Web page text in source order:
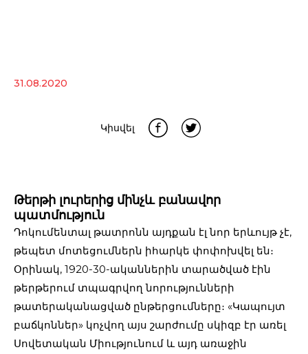
31.08.2020
Կիսվել
Թերթի լուրերից մինչև բանավոր
պատմություն
Դոկումենտալ թատրոնն այդքան էլ նոր երևույթ չէ,
թեպետ մոտեցումներն իհարկե փոփոխվել են։
Օրինակ, 1920-30-ականներին տարածված էին
թերթերում տպագրվող նորությունների
թատերականացված ընթերցումները։ «Կապույտ
բաճկոններ» կոչվող այս շարժումը սկիզբ էր առել
Սովետական Միությունում և այդ առաջին